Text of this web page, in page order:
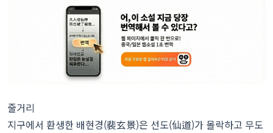
줄거리
지구에서 환생한 배현경(裴玄景)은 선도(仙道)가 몰락하고 무도